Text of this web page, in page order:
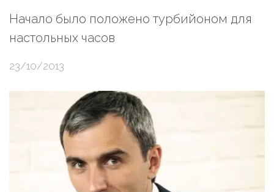
Начало было положено турбийоном для
настольных часов
23/10/2013